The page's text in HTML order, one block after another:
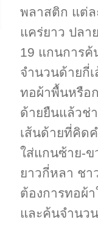
พลาสติก แต่ล
แคร่ยาว ปลา
19 แกนการค้
จำนวนด้ายกี่
ทอผ้าพื้นหรือ
ด้ายยืนแล้วช่
เส้นด้ายที่คิด
ใส่แกนซ้าย-ข
ยาวกี่หลา ชา
ต้องการทอผ้
และค้นจำนว